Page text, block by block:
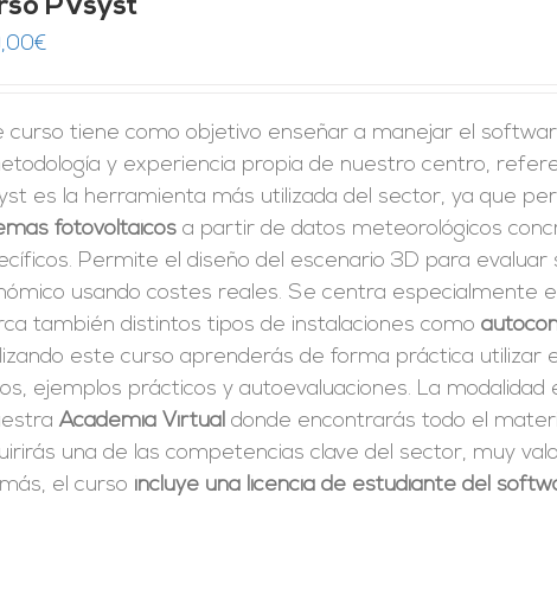
PVsyst
€
curso tiene como objetivo enseñar a manejar el
y experiencia propia de nuestro centro,
es la herramienta más utilizada del sector, ya que
fotovoltaicos a partir de datos meteorológicos
Permite el diseño del escenario 3D para
usando costes reales. Se centra especialmente
también distintos tipos de instalaciones como
este curso aprenderás de forma práctica utilizar
ejemplos prácticos y autoevaluaciones. La modalidad
Academia Virtual donde encontrarás todo el
una de las competencias clave del sector, muy
el curso incluye una licencia de estudiante del